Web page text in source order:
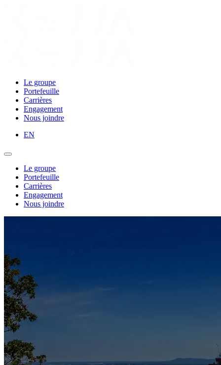
Le groupe
Portefeuille
Carrières
Engagement
Nous joindre
EN
Le groupe
Portefeuille
Carrières
Engagement
Nous joindre